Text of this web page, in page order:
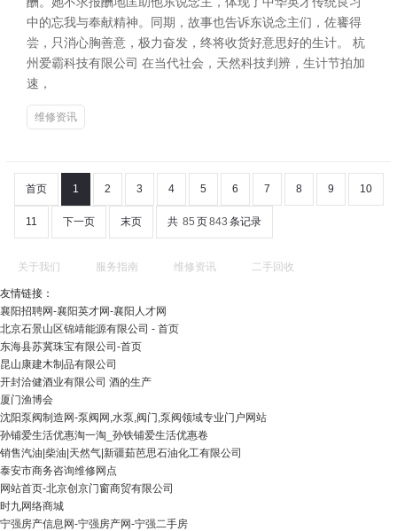
中的忘我与奉献精神。同期，故事也告诉东说念主们，佐饔得
尝，只消心胸善意，极力奋发，终将收货好意思好的生计。 杭
州爱霸科技有限公司 在当代社会，天然科技判辨，生计节拍加
速，
维修资讯
首页 1 2 3 4 5 6 7 8 9 10
11 下一页 末页 共 85 页843 条记录
关于我们 服务指南 维修资讯 二手回收
友情链接：
襄阳招聘网-襄阳英才网-襄阳人才网
北京石景山区锦靖能源有限公司 - 首页
东海县苏冀珠宝有限公司-首页
昆山康建木制品有限公司
开封洽健酒业有限公司 酒的生产
厦门渔博会
沈阳泵阀制造网-泵阀网,水泵,阀门,泵阀领域专业门户网站
孙铺爱生活优惠淘一淘_孙铁铺爱生活优惠卷
销售汽油|柴油|天然气|新疆茹芭思石油化工有限公司
泰安市商务咨询维修网点
网站首页-北京创京门窗商贸有限公司
时九网络商城
宁强房产信息网-宁强房产网-宁强二手房